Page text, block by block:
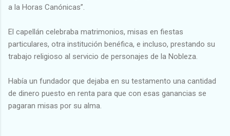
a la Horas Canónicas”.
El capellán celebraba matrimonios, misas en fiestas
particulares, otra institución benéfica, e incluso, prestando su
trabajo religioso al servicio de personajes de la Nobleza.
Había un fundador que dejaba en su testamento una cantidad
de dinero puesto en renta para que con esas ganancias se
pagaran misas por su alma.